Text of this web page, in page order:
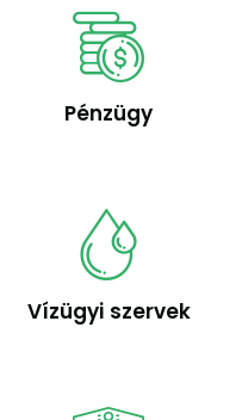
Pénzügy
Vízügyi szervek